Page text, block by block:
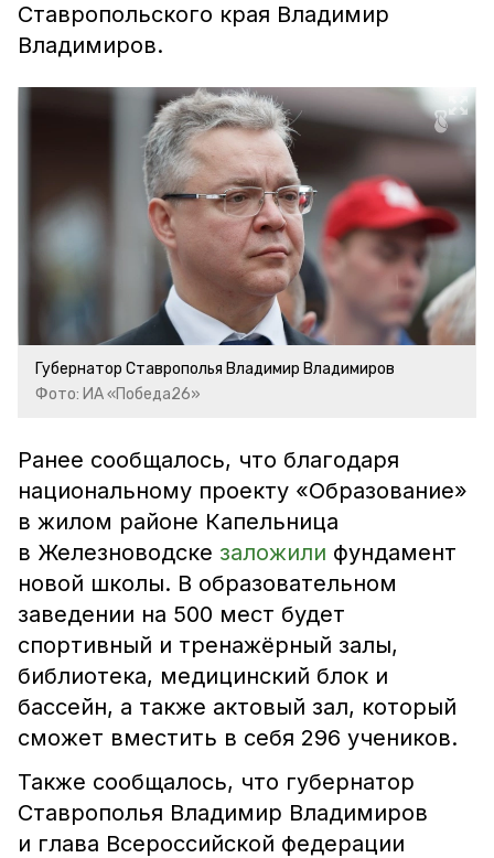
Ставропольского края Владимир
Владимиров.
Губернатор Ставрополья Владимир Владимиров
Фото: ИА «Победа26»
Ранее сообщалось, что благодаря
национальному проекту «Образование»
в жилом районе Капельница
в Железноводске заложили фундамент
новой школы. В образовательном
заведении на 500 мест будет
спортивный и тренажёрный залы,
библиотека, медицинский блок и
бассейн, а также актовый зал, который
сможет вместить в себя 296 учеников.
Также сообщалось, что губернатор
Ставрополья Владимир Владимиров
и глава Всероссийской федерации